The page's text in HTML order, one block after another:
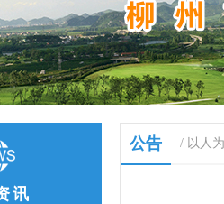
讯
公告 / 以人